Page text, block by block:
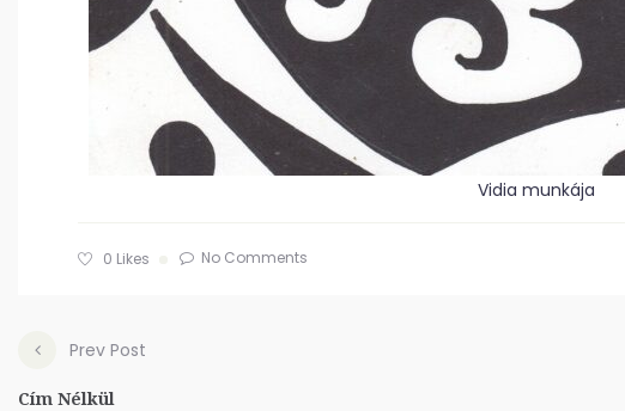
Vidia munkája
0 Likes No Comments
Prev Post
Cím Nélkül